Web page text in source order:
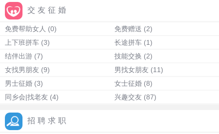
交友征婚
免费帮助女人 (0) 免费赠送 (2)
上下班拼车 (3) 长途拼车 (1)
结伴出游 (7) 技能交换 (2)
女找男朋友 (9) 男找女朋友 (11)
男士征婚 (3) 女士征婚 (8)
同乡会|找老友 (4) 兴趣交友 (87)
招聘求职